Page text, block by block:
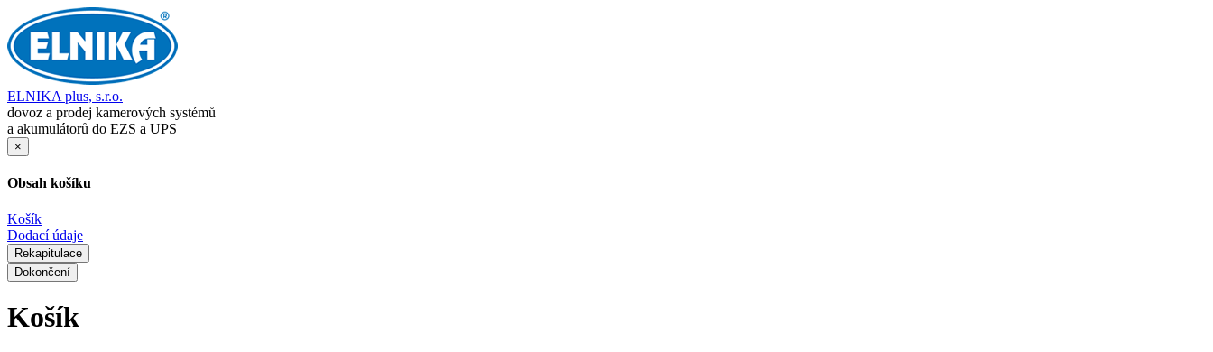
ELNIKA plus, s.r.o.
dovoz a prodej kamerových systémů
a akumulátorů do EZS a UPS
×
Obsah košíku
Košík
Dodací údaje
Rekapitulace
Dokončení
Košík